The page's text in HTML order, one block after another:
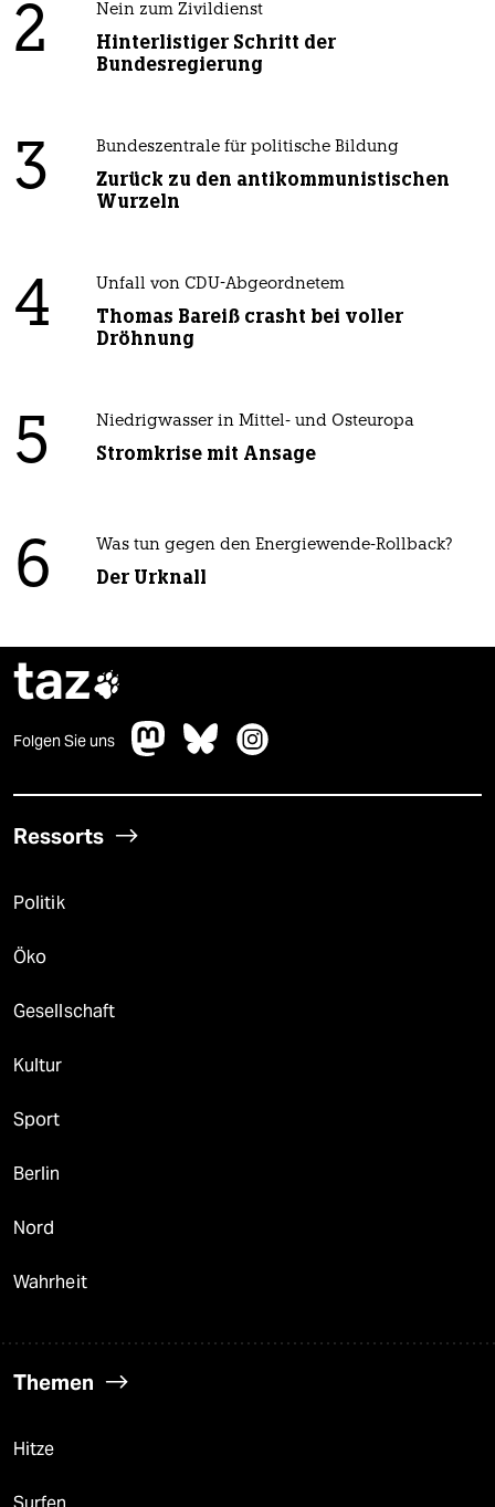
2 Nein zum Zivildienst
Hinterlistiger Schritt der
Bundesregierung
3 Bundeszentrale für politische Bildung
Zurück zu den antikommunistischen
Wurzeln
4 Unfall von CDU-Abgeordnetem
Thomas Bareiß crasht bei voller
Dröhnung
5 Niedrigwasser in Mittel- und Osteuropa
Stromkrise mit Ansage
6 Was tun gegen den Energiewende-Rollback?
Der Urknall
taz
Folgen Sie uns
Ressorts
Politik
Öko
Gesellschaft
Kultur
Sport
Berlin
Nord
Wahrheit
Themen
Hitze